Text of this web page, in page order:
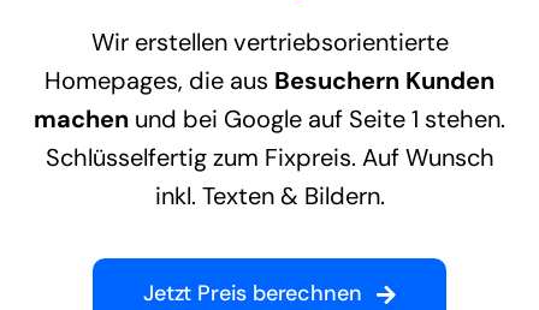
Agentur
Wissenswertes
Wir erstellen vertriebsorientierte
Homepages, die aus Besuchern Kunden
machen und bei Google auf Seite 1 stehen.
Schlüsselfertig zum Fixpreis. Auf Wunsch
inkl. Texten & Bildern.
Jetzt Preis berechnen